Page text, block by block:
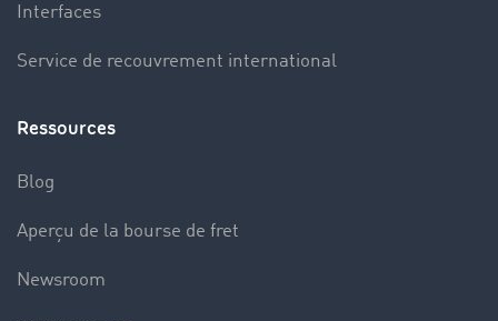
Interfaces
Service de recouvrement international
Ressources
Blog
Aperçu de la bourse de fret
Newsroom